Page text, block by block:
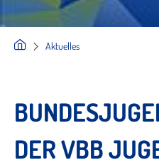
Aktuelles
DER VBB